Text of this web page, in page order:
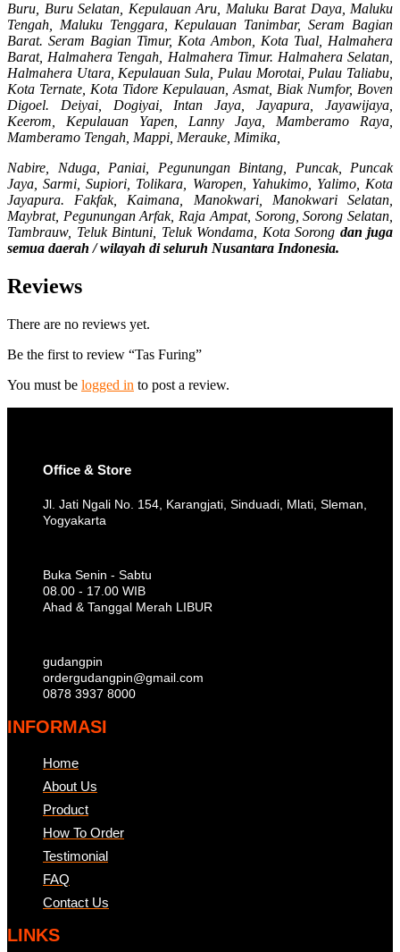
Buru, Buru Selatan, Kepulauan Aru, Maluku Barat Daya, Maluku
Tengah, Maluku Tenggara, Kepulauan Tanimbar, Seram Bagian
Barat. Seram Bagian Timur, Kota Ambon, Kota Tual, Halmahera
Barat, Halmahera Tengah, Halmahera Timur. Halmahera Selatan,
Halmahera Utara, Kepulauan Sula, Pulau Morotai, Pulau Taliabu,
Kota Ternate, Kota Tidore Kepulauan, Asmat, Biak Numfor, Boven
Digoel. Deiyai, Dogiyai, Intan Jaya, Jayapura, Jayawijaya,
Keerom, Kepulauan Yapen, Lanny Jaya, Mamberamo Raya,
Mamberamo Tengah, Mappi, Merauke, Mimika,
Nabire, Nduga, Paniai, Pegunungan Bintang, Puncak, Puncak
Jaya, Sarmi, Supiori, Tolikara, Waropen, Yahukimo, Yalimo, Kota
Jayapura. Fakfak, Kaimana, Manokwari, Manokwari Selatan,
Maybrat, Pegunungan Arfak, Raja Ampat, Sorong, Sorong Selatan,
Tambrauw, Teluk Bintuni, Teluk Wondama, Kota Sorong dan juga
semua daerah / wilayah di seluruh Nusantara Indonesia.
Reviews
There are no reviews yet.
Be the first to review “Tas Furing”
You must be logged in to post a review.
Office & Store
Jl. Jati Ngali No. 154, Karangjati, Sinduadi, Mlati, Sleman,
Yogyakarta
Buka Senin - Sabtu
08.00 - 17.00 WIB
Ahad & Tanggal Merah LIBUR
gudangpin
ordergudangpin@gmail.com
0878 3937 8000
INFORMASI
Home
About Us
Product
How To Order
Testimonial
FAQ
Contact Us
LINKS